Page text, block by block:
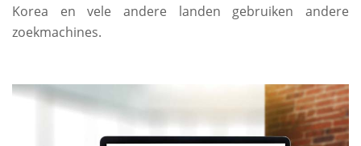
Korea en vele andere landen gebruiken andere
zoekmachines.